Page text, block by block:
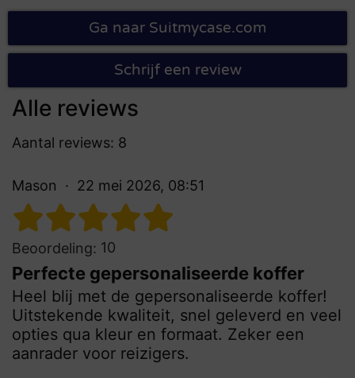
Ga naar Suitmycase.com
Schrijf een review
Alle reviews
Aantal reviews: 8
Mason 22 mei 2026, 08:51
Beoordeling: 10
Perfecte gepersonaliseerde koffer
Heel blij met de gepersonaliseerde koffer!
Uitstekende kwaliteit, snel geleverd en veel
opties qua kleur en formaat. Zeker een
aanrader voor reizigers.